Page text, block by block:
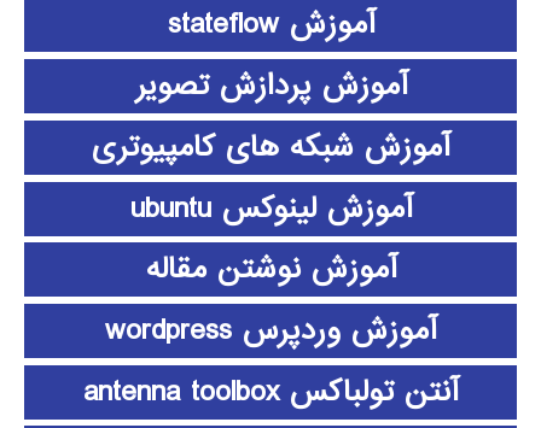
آموزش stateflow
آموزش پردازش تصویر
آموزش شبکه های کامپیوتری
آموزش لینوکس ubuntu
آموزش نوشتن مقاله
آموزش وردپرس wordpress
آنتن تولباکس antenna toolbox